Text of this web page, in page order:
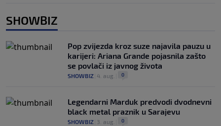
SHOWBIZ
Pop zvijezda kroz suze najavila pauzu u
karijeri: Ariana Grande pojasnila zašto
se povlači iz javnog života
SHOWBIZ 4. aug. 0
Legendarni Marduk predvodi dvodnevni
black metal praznik u Sarajevu
SHOWBIZ 3. aug. 0